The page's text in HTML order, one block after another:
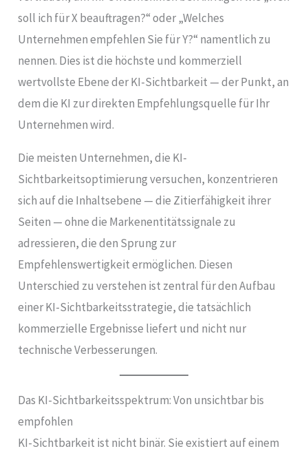
soll ich für X beauftragen?“ oder „Welches
Unternehmen empfehlen Sie für Y?“ namentlich zu
nennen. Dies ist die höchste und kommerziell
wertvollste Ebene der KI-Sichtbarkeit — der Punkt, an
dem die KI zur direkten Empfehlungsquelle für Ihr
Unternehmen wird.
Die meisten Unternehmen, die KI-
Sichtbarkeitsoptimierung versuchen, konzentrieren
sich auf die Inhaltsebene — die Zitierfähigkeit ihrer
Seiten — ohne die Markenentitätssignale zu
adressieren, die den Sprung zur
Empfehlenswertigkeit ermöglichen. Diesen
Unterschied zu verstehen ist zentral für den Aufbau
einer KI-Sichtbarkeitsstrategie, die tatsächlich
kommerzielle Ergebnisse liefert und nicht nur
technische Verbesserungen.
Das KI-Sichtbarkeitsspektrum: Von unsichtbar bis
empfohlen
KI-Sichtbarkeit ist nicht binär. Sie existiert auf einem